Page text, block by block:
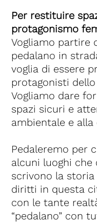
Per restituire
protagonismo
Vogliamo partire
pedalano in
voglia di essere
protagonisti
Vogliamo dare
spazi sicuri e
ambientale e
Pedaleremo per
alcuni luoghi
scrivono la
diritti in questa
con le tante
“pedalano” con